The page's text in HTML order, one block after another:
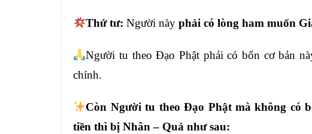
Thứ tư: Người nàyphải có lòng hammuốn
Người tu theo Đạo Phật phải có bốn cơ bản
chính.
Còn Người tu theo Đạo Phậtmà không có
tiền thì bị Nhân – Quả nhưsau: